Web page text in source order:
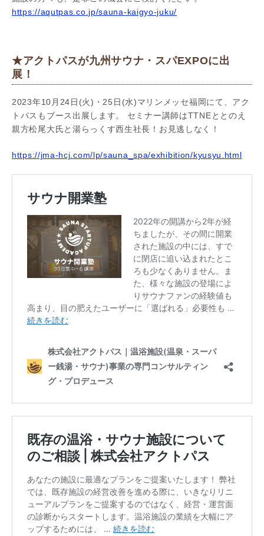
https://aqutpas.co.jp/sauna-kaigyo-juku/
★アクトパスが九州サウナ・スパEXPOに出
展！
2023年10月24日(火)・25日(水)マリンメッセ福岡にて、アク
トパスもブース出展します。 セミナー講師はTTNEととのえ
親方松尾大氏と湯らっくす西生社長！お見逃しなく！
https://jma-hcj.com/lp/sauna_spa/exhibition/kyusyu.html